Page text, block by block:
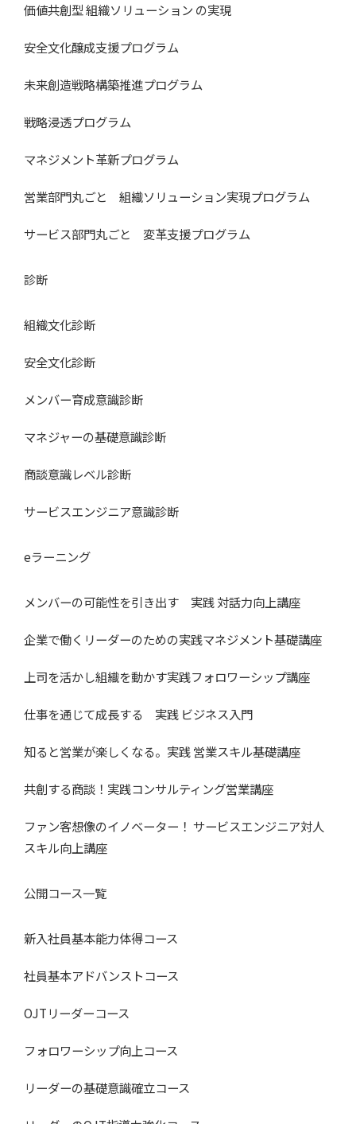
価値共創型 組織ソリューション の実現
安全文化醸成支援プログラム
未来創造戦略構築推進プログラム
戦略浸透プログラム
マネジメント革新プログラム
営業部門丸ごと 組織ソリューション実現プログラム
サービス部門丸ごと 変革支援プログラム
診断
組織文化診断
安全文化診断
メンバー育成意識診断
マネジャーの基礎意識診断
商談意識レベル診断
サービスエンジニア意識診断
eラーニング
メンバーの可能性を引き出す 実践 対話力向上講座
企業で働くリーダーのための実践マネジメント基礎講座
上司を活かし組織を動かす実践フォロワーシップ講座
仕事を通じて成長する 実践 ビジネス入門
知ると営業が楽しくなる。実践 営業スキル基礎講座
共創する商談！実践コンサルティング営業講座
ファン客想像のイノベーター！ サービスエンジニア対人
スキル向上講座
公開コース一覧
新入社員基本能力体得コース
社員基本アドバンストコース
OJTリーダーコース
フォロワーシップ向上コース
リーダーの基礎意識確立コース